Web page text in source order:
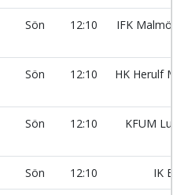
Sön 12:10 IFK Malmö
Sön 12:10 HK Herulf
Sön 12:10 KFUM
Sön 12:10 IK